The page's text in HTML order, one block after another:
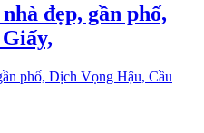
đẹp, gần phố,